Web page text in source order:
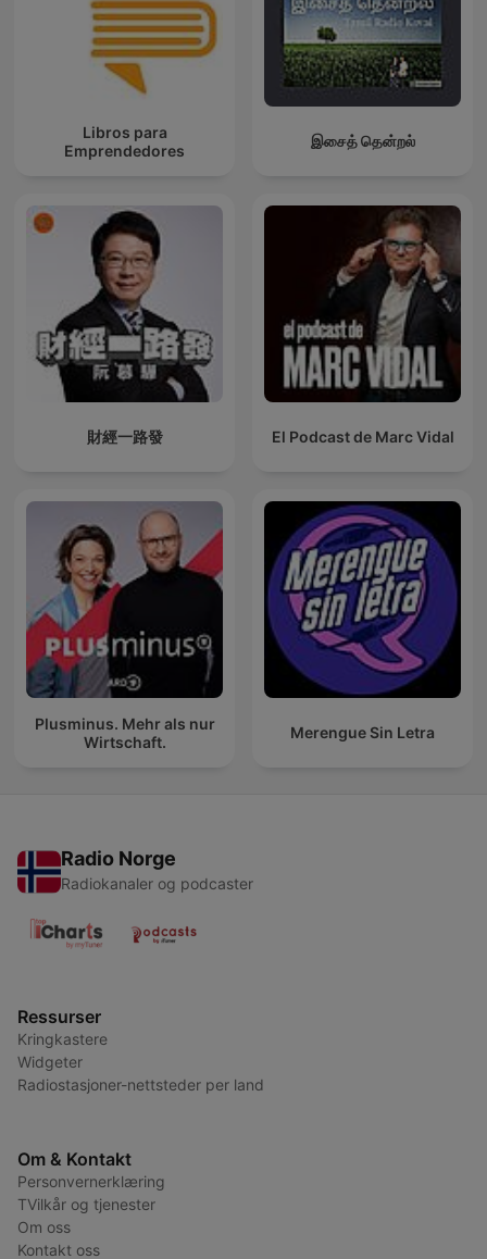
Libros para
Emprendedores
இசைத் தென்றல்
財經一路發 El Podcast de Marc Vidal
Plusminus. Mehr als nur
Wirtschaft.
Merengue Sin Letra
Radio Norge
Radiokanaler og podcaster
Ressurser
Kringkastere
Widgeter
Radiostasjoner-nettsteder per land
Om & Kontakt
Personvernerklæring
TVilkår og tjenester
Om oss
Kontakt oss